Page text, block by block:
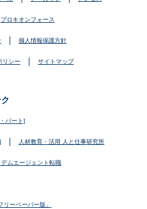
プロキオンフォース
個人情報保護方針
リシー サイトマップ
パート]
人材教育・活用 人と仕事研究所
デムエージェント転職
ーペーパー版」